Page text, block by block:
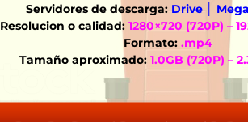
Servidores de descarga: Drive │
Resolucion o calidad: 1280×720 (720P) –
Formato: .mp4
Tamaño aproximado: 1.0GB (720P) –